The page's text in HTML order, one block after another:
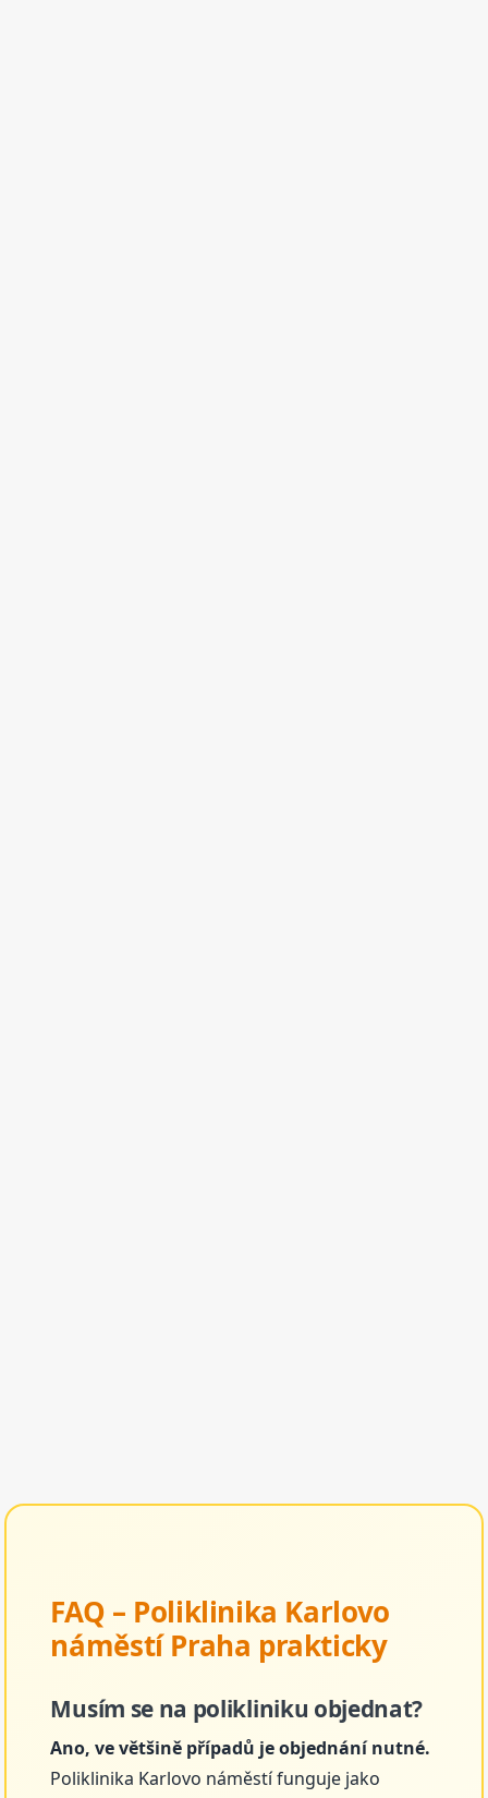
FAQ – Poliklinika Karlovo
náměstí Praha prakticky
Musím se na polikliniku objednat?
Ano, ve většině případů je objednání nutné.
Poliklinika Karlovo náměstí funguje jako